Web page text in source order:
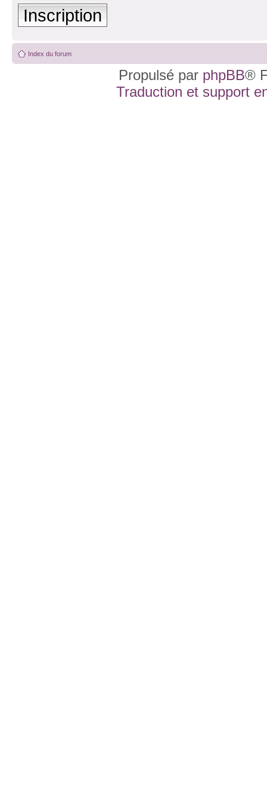
Inscription
Index du forum
Propulsé par phpBB®
Traduction et support